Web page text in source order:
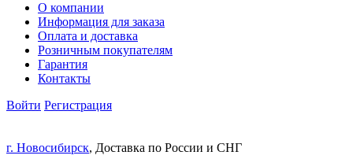
О компании
Информация для заказа
Оплата и доставка
Розничным покупателям
Гарантия
Контакты
Войти Регистрация
г. Новосибирск, Доставка по России и СНГ